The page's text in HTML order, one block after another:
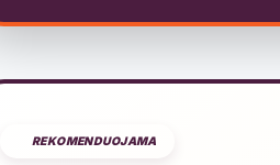
REKOMENDUOJAMA